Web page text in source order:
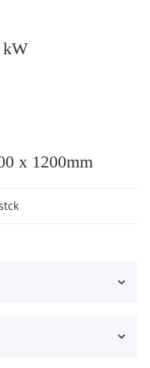
kW
x 1200mm